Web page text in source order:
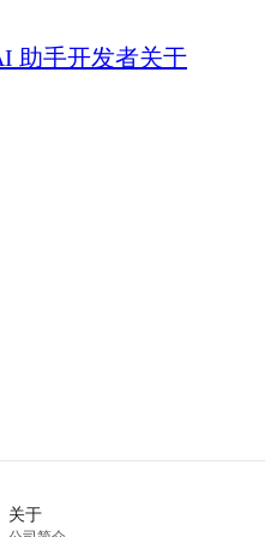
助手开发者关于
关于